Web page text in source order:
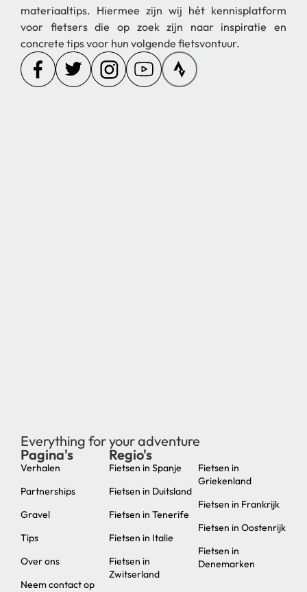
materiaaltips. Hiermee zijn wij hét kennisplatform
voor fietsers die op zoek zijn naar inspiratie en
concrete tips voor hun volgende fietsvontuur.
Everything for your adventure
Pagina's
Verhalen
Partnerships
Gravel
Tips
Over ons
Neem contact op
Regio's
Fietsen in Spanje
Fietsen in Duitsland
Fietsen in Tenerife
Fietsen in Italie
Fietsen in
Zwitserland
Fietsen in
Griekenland
Fietsen in Frankrijk
Fietsen in Oostenrijk
Fietsen in
Denemarken